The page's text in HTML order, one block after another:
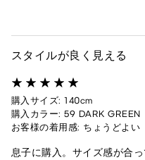
スタイルが良く見える
購入サイズ: 140cm
購入カラー: 59 DARK GREEN
お客様の着用感: ちょうどよい
息子に購入。サイズ感が合